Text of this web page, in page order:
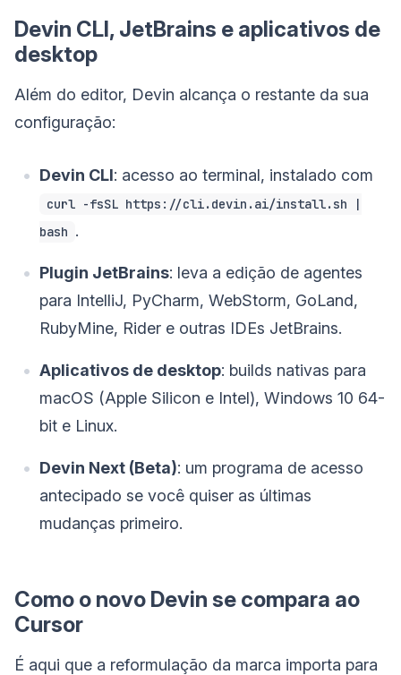
Devin CLI, JetBrains e aplicativos de
desktop
Além do editor, Devin alcança o restante da sua
configuração:
Devin CLI: acesso ao terminal, instalado com
curl -fsSL https://cli.devin.ai/install.sh |
bash .
Plugin JetBrains: leva a edição de agentes
para IntelliJ, PyCharm, WebStorm, GoLand,
RubyMine, Rider e outras IDEs JetBrains.
Aplicativos de desktop: builds nativas para
macOS (Apple Silicon e Intel), Windows 10 64-
bit e Linux.
Devin Next (Beta): um programa de acesso
antecipado se você quiser as últimas
mudanças primeiro.
Como o novo Devin se compara ao
Cursor
É aqui que a reformulação da marca importa para